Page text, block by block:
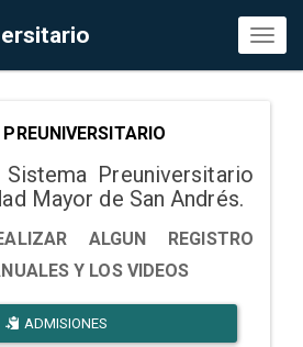
Preuniversitario
Mayor de San Andrés.
ALGUN REGISTRO
Y LOS VIDEOS
ADMISIONES